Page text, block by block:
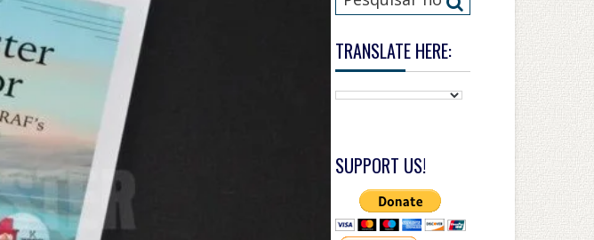
TRANSLATE HERE:
SUPPORT US!